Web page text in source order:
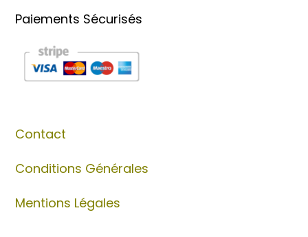
Paiements Sécurisés
Contact
Conditions Générales
Mentions Légales